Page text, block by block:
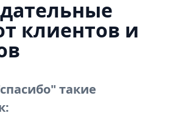
клиентов и
такие